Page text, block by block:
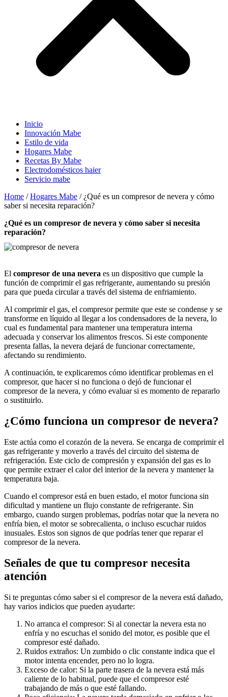
Inicio
Innovación Mabe
Estilo de vida
Hogares Mabe
Recetas By Mabe
Electrodomésticos haier
Servicio mabe
Home /Hogares Mabe / ¿Qué es un compresor de nevera y cómo
saber si necesita reparación?
¿qué es un compresor de nevera y cómo saber si necesita
reparación?
El compresor de una nevera es un dispositivo que cumple la
función de comprimir el gas refrigerante, aumentando su presión
para que pueda circular a través del sistema de enfriamiento.
Al comprimir el gas, el compresor permite que este se condense y se
transforme en líquido al llegar a los condensadores de la nevera, lo
cual es fundamental para mantener una temperatura interna
adecuada y conservar los alimentos frescos. Si este componente
presenta fallas, la nevera dejará de funcionar correctamente,
afectando su rendimiento.
A continuación, te explicaremos cómo identificar problemas en el
compresor, que hacer si no funciona o dejó de funcionar el
compresor de la nevera, y cómo evaluar si es momento de repararlo
o sustituirlo.
¿Cómo funciona un compresor de nevera?
Este actúa como el corazón de la nevera. Se encarga de comprimir el
gas refrigerante y moverlo a través del circuito del sistema de
refrigeración. Este ciclo de compresión y expansión del gas es lo
que permite extraer el calor del interior de la nevera y mantener la
temperatura baja.
Cuando el compresor está en buen estado, el motor funciona sin
dificultad y mantiene un flujo constante de refrigerante. Sin
embargo, cuando surgen problemas, podrías notar que la nevera no
enfría bien, el motor se sobrecalienta, o incluso escuchar ruidos
inusuales. Estos son signos de que podrías tener que reparar el
compresor de la nevera.
Señales de que tu compresor necesita
atención
Si te preguntas cómo saber si el compresor de la nevera está dañado,
hay varios indicios que pueden ayudarte:
No arranca el compresor: Si al conectar la nevera esta no
enfría y no escuchas el sonido del motor, es posible que el
compresor esté dañado.
Ruidos extraños: Un zumbido o clic constante indica que el
motor intenta encender, pero no lo logra.
Exceso de calor: Si la parte trasera de la nevera está más
caliente de lo habitual, puede que el compresor esté
trabajando de más o que esté fallando.